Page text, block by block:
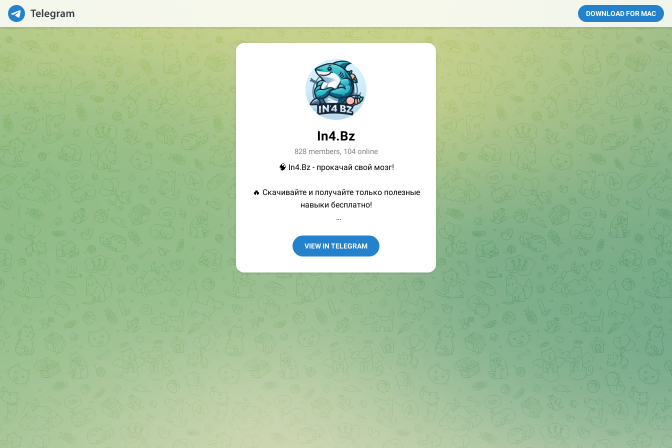
DOWNLOAD FOR MAC
In4.Bz
828 members, 104 online
🧠 In4.Bz - прокачай свой мозг!
🔥 Скачивайте и получайте только полезные
навыки бесплатно!
➖ in4.bz/
➖ https://t.me/in4bz
➖ https://t.me/in4news
🔞 t.me/in4bo
VIEW IN TELEGRAM